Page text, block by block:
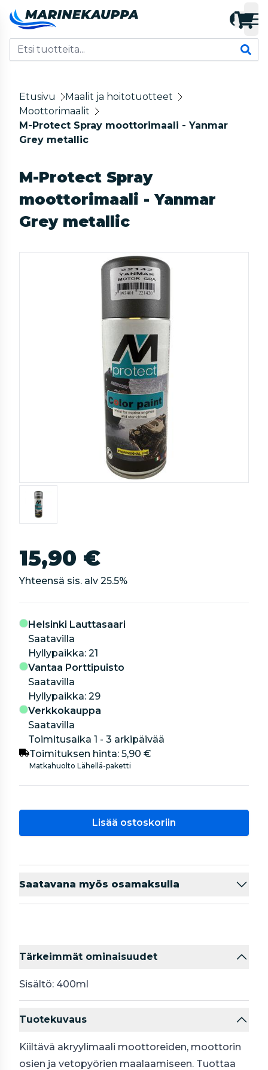
Etusivu
Maalit ja hoitotuotteet
Moottorimaalit
M-Protect Spray moottorimaali - Yanmar
Grey metallic
M-Protect Spray
moottorimaali - Yanmar
Grey metallic
15,90 €
Yhteensä sis. alv 25.5%
Helsinki Lauttasaari
Saatavilla
hyllypaikka: 21
Vantaa Porttipuisto
Saatavilla
hyllypaikka: 29
Verkkokauppa
Saatavilla
Toimitusaika 1 - 3 arkipäivää
Toimituksen hinta: 5,90 €
Matkahuolto Lähellä-paketti
Lisää ostoskoriin
Saatavana myös osamaksulla
Tärkeimmät ominaisuudet
Sisältö: 400ml
Tuotekuvaus
Kiiltävä akryylimaali moottoreiden, moottorin
osien ja vetopyörien maalaamiseen. Tuottaa